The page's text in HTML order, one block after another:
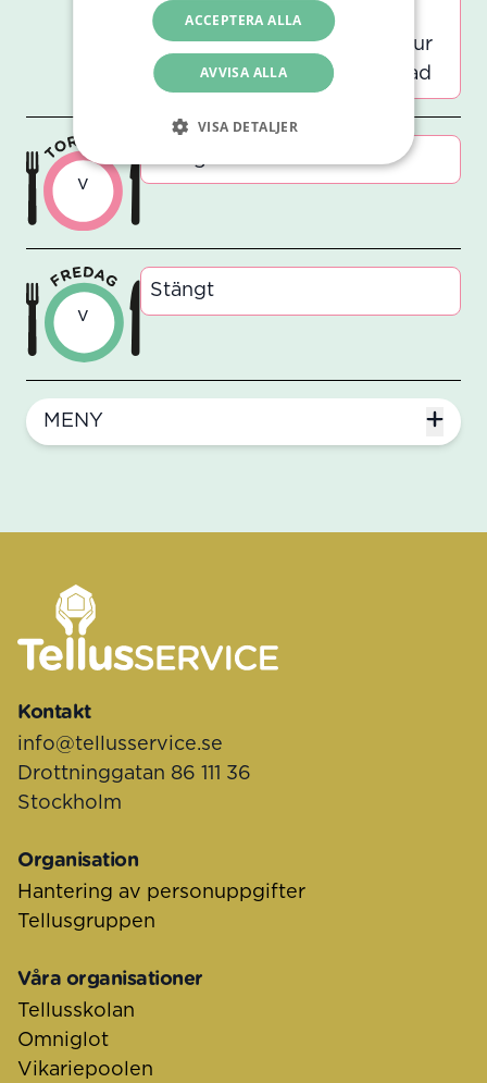
Dagens Vegetarisk:
Grönsaksnuggets med sötsur
sås, ris samt tre sorters sallad
v
v
Stängt
MENY
Sidfot
Kontakt
info@tellusservice.se
Drottninggatan 86 111 36
Stockholm
Organisation
Hantering av personuppgifter
Tellusgruppen
Våra organisationer
Tellusskolan
Omniglot
Vikariepoolen
ACCEPTERA ALLA
AVVISA ALLA
VISA DETALJER